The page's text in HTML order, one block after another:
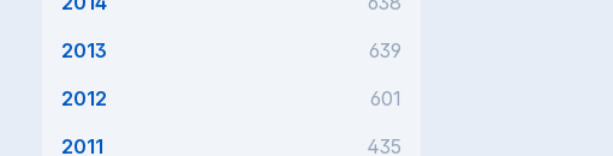
2013
639
2012
601
2011
435